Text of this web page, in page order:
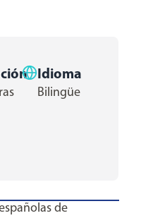
Idioma
Bilingüe
de